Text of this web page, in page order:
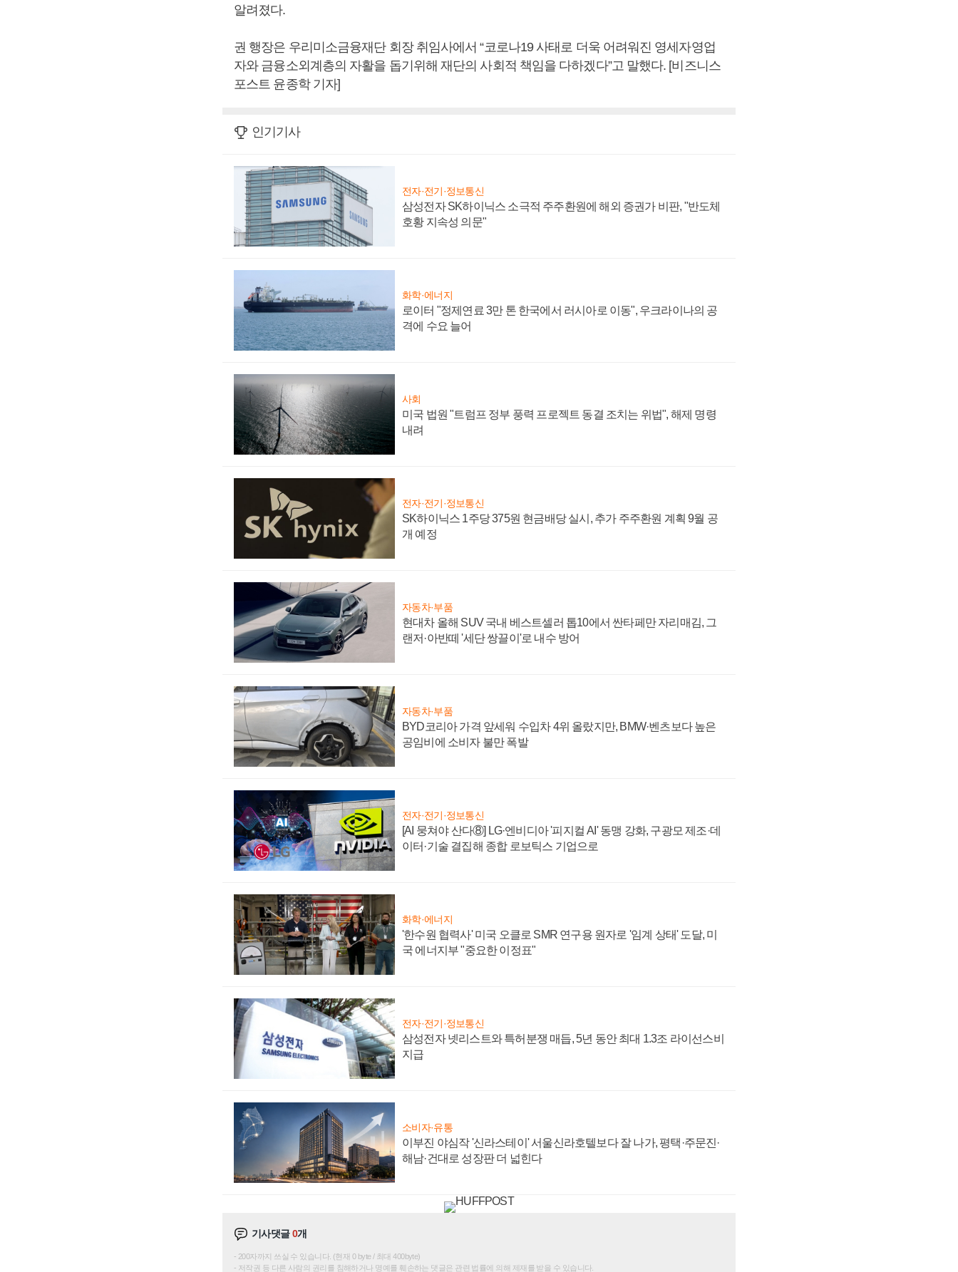
알려졌다.
권 행장은 우리미소금융재단 회장 취임사에서 “코로나19 사태로 더욱 어려워진 영세자영업
자와 금융소외계층의 자활을 돕기위해 재단의 사회적 책임을 다하겠다”고 말했다. [비즈니스
포스트 윤종학 기자]
인기기사
전자·전기·정보통신
삼성전자 SK하이닉스 소극적 주주환원에 해외 증권가 비판, "반도체
호황 지속성 의문"
화학·에너지
로이터 "정제연료 3만 톤 한국에서 러시아로 이동", 우크라이나의 공
격에 수요 늘어
사회
미국 법원 "트럼프 정부 풍력 프로젝트 동결 조치는 위법", 해제 명령
내려
전자·전기·정보통신
SK하이닉스 1주당 375원 현금배당 실시, 추가 주주환원 계획 9월 공
개 예정
자동차·부품
현대차 올해 SUV 국내 베스트셀러 톱10에서 싼타페만 자리매김, 그
랜저·아반떼 '세단 쌍끌이'로 내수 방어
자동차·부품
BYD코리아 가격 앞세워 수입차 4위 올랐지만, BMW·벤츠보다 높은
공임비에 소비자 불만 폭발
전자·전기·정보통신
[AI 뭉쳐야 산다⑧] LG·엔비디아 '피지컬 AI' 동맹 강화, 구광모 제조·데
이터·기술 결집해 종합 로보틱스 기업으로
화학·에너지
'한수원 협력사' 미국 오클로 SMR 연구용 원자로 '임계 상태' 도달, 미
국 에너지부 "중요한 이정표"
전자·전기·정보통신
삼성전자 넷리스트와 특허분쟁 매듭, 5년 동안 최대 1.3조 라이선스비
지급
소비자·유통
이부진 야심작 '신라스테이' 서울신라호텔보다 잘 나가, 평택·주문진·
해남·건대로 성장판 더 넓힌다
기사댓글0개
200자까지 쓰실 수 있습니다. (현재 0 byte / 최대 400byte)
저작권 등 다른 사람의 권리를 침해하거나 명예를 훼손하는 댓글은 관련 법률에 의해 제재를 받을 수 있습니다.